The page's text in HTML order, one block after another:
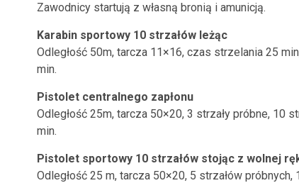
Zawodnicy startują z własną bronią i amunicją.
Karabin sportowy 10 strzałów leżąc
Odległość 50m, tarcza 11×16, czas strzelania 25
min.
Pistolet centralnego zapłonu
Odległość 25m, tarcza 50×20, 3 strzały próbne, 10
min.
Pistolet sportowy 10 strzałów stojąc z wolnej
Odległość 25 m, tarcza 50×20, 5 strzałów